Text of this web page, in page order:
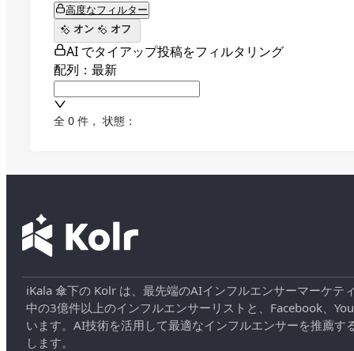
高度なフィルター
オン
オフ
AI でタイアップ投稿をフィルタリング
配列：最新
全 0 件 ， 状態：
iKala 傘下の Kolr は、最先端のAIインフルエンサーマーケ
中の3億件以上のインフルエンサーリストと、Facebook、
います。AI技術を活用して最適なインフルエンサーを推薦
します。